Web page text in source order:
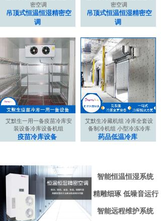
密空调
吊顶式恒温恒湿精密空
调
密空调
吊顶式恒温恒湿精密空
调
艾默生一用一备疫苗冷库安
装设备冷库设备机组
疫苗冷库设备
艾默生冷藏机组 冷库全套设
备制冷机组 小型冷冻冷库
药品低温冷库
智能恒温恒湿系统
精雕细琢 低噪音运行
智能远程维护系统